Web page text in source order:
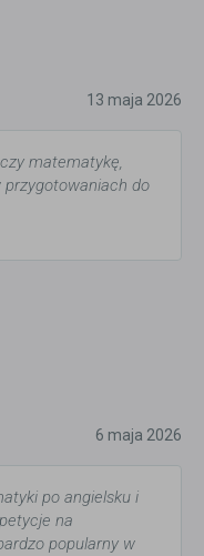
13 maja 2026
matematykę,
przygotowaniach do
6 maja 2026
po angielsku i
na
popularny w